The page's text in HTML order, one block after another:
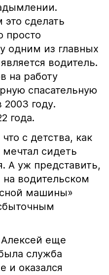
это сделать
просто
одним из главных
водитель.
на работу
спасательную
году.
года.
с детства, как
сидеть
А уж представить,
на водительском
машины»
еще
служба
и оказался